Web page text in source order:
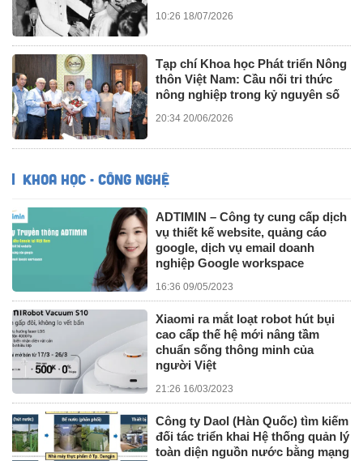
10:26 18/07/2026
Tạp chí Khoa học Phát triển Nông
thôn Việt Nam: Cầu nối tri thức
nông nghiệp trong kỷ nguyên số
20:34 20/06/2026
KHOA HỌC - CÔNG NGHỆ
ADTIMIN – Công ty cung cấp dịch
vụ thiết kế website, quảng cáo
google, dịch vụ email doanh
nghiệp Google workspace
16:36 09/05/2023
Xiaomi ra mắt loạt robot hút bụi
cao cấp thế hệ mới nâng tầm
chuẩn sống thông minh của
người Việt
21:26 16/03/2023
Công ty Daol (Hàn Quốc) tìm kiếm
đối tác triển khai Hệ thống quản lý
toàn diện nguồn nước bằng mạng